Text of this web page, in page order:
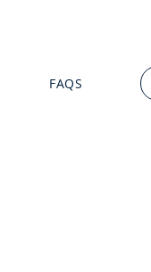
FAQS